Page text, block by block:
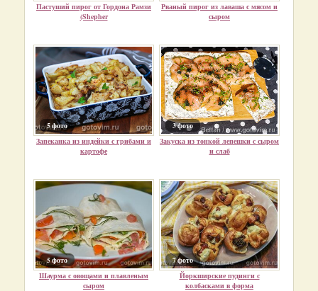
Пастуший пирог от Гордона Рамзи
(Shepher
Рваный пирог из лаваша с мясом и
сыром
5 фото
Запеканка из индейки с грибами и
картофе
3 фото
Закуска из тонкой лепешки с сыром
и слаб
5 фото
Шаурма с овощами и плавленым
сыром
7 фото
Йоркширские пудинги с
колбасками в форма